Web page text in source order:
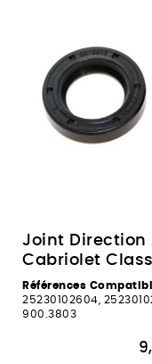
Joint Direction
Cabriolet
Références
25230102604,
900.3803